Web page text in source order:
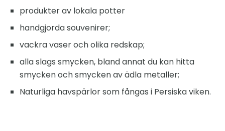
produkter av lokala potter
handgjorda souvenirer;
vackra vaser och olika redskap;
alla slags smycken, bland annat du kan hitta
smycken och smycken av ädla metaller;
Naturliga havspärlor som fångas i Persiska viken.